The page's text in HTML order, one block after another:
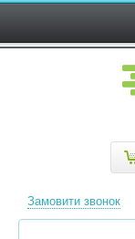
Замовити звонок